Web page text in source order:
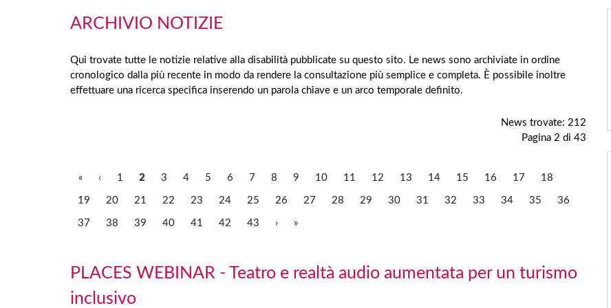
ARCHIVIO NOTIZIE
Qui trovate tutte le notizie relative alla disabilità pubblicate su questo sito. Le news sono archiviate in ordine
cronologico dalla più recente in modo da rendere la consultazione più semplice e completa. È possibile inoltre
effettuare una ricerca specifica inserendo un parola chiave e un arco temporale definito.
News trovate: 212
Pagina 2 di 43
« ‹ 1 2 3 4 5 6 7 8 9 10 11 12 13 14 15 16 17 18
19 20 21 22 23 24 25 26 27 28 29 30 31 32 33 34 35 36
37 38 39 40 41 42 43 › »
PLACES WEBINAR - Teatro e realtà audio aumentata per un turismo
inclusivo